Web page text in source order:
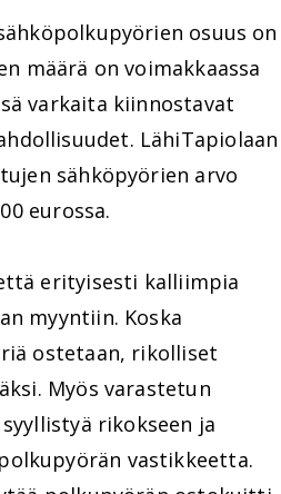
osuus on
määrä on voimakkaassa
varkaita kiinnostavat
LähiTapiolaan
sähköpyörien arvo
eurossa.
erityisesti kalliimpia
myyntiin. Koska
ostetaan, rikolliset
Myös varastetun
rikokseen ja
vastikkeetta.